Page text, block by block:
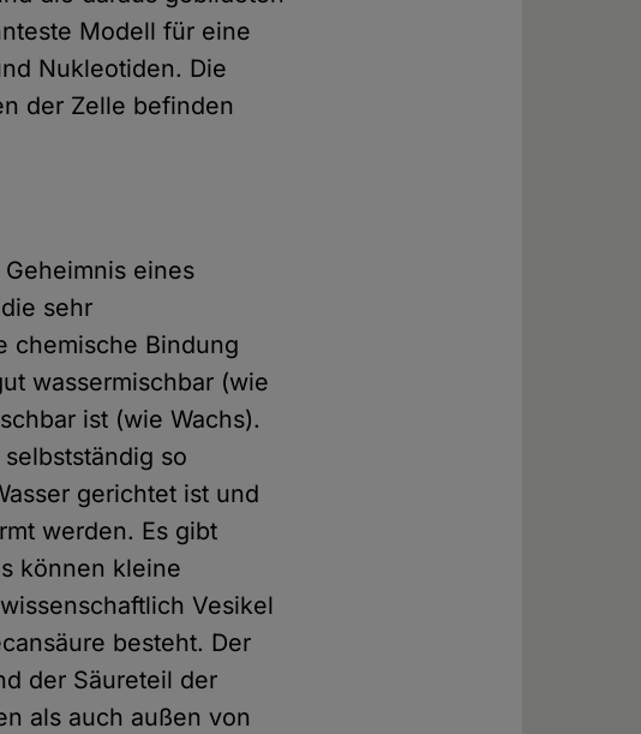
Modell für eine
Nukleotiden. Die
der Zelle befinden
eines
sehr
chemische Bindung
wassermischbar (wie
ist (wie Wachs).
so
gerichtet ist und
werden. Es gibt
können kleine
Vesikel
besteht. Der
der Säureteil der
als auch außen von